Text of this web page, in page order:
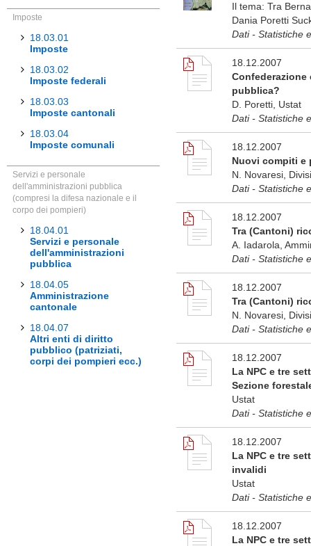
Imposte
18.03.01
Imposte
18.03.02
Imposte federali
18.03.03
Imposte cantonali
18.03.04
Imposte comunali
Servizi e personale
dell'amministrazioni pubblica
(compresi la difesa nazionale e il
corpo dei pompieri)
18.04.01
Servizi e personale
dell'amministrazioni
pubblica
18.04.05
Amministrazione
cantonale
18.04.07
Altri enti di diritto
pubblico (patriziati,
corpi dei pompieri ecc.)
Il tema: Tra
Dania Poretti
Dati - Statistiche
18.12.2007
pubblica?
D. Poretti, Ustat
Dati - Statistiche
18.12.2007
Nuovi compiti e
N. Novaresi,
Dati - Statistiche
18.12.2007
Tra (Cantoni)
A. Iadarola,
Dati - Statistiche
18.12.2007
Tra (Cantoni)
N. Novaresi,
Dati - Statistiche
18.12.2007
La NPC e tre
Sezione
Ustat
Dati - Statistiche
18.12.2007
La NPC e tre
invalidi
Ustat
Dati - Statistiche
18.12.2007
La NPC e tre